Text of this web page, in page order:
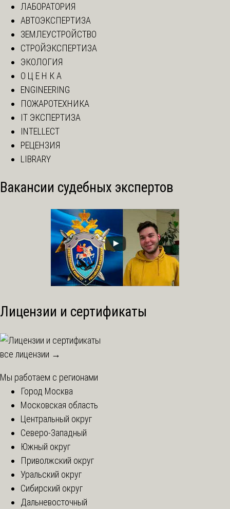
ЛАБОРАТОРИЯ
АВТОЭКСПЕРТИЗА
ЗЕМЛЕУСТРОЙСТВО
СТРОЙЭКСПЕРТИЗА
ЭКОЛОГИЯ
О Ц Е Н К А
ENGINEERING
ПОЖАРОТЕХНИКА
IT ЭКСПЕРТИЗА
INTELLECT
РЕЦЕНЗИЯ
LIBRARY
Вакансии судебных экспертов
Лицензии и сертификаты
все лицензии →
Мы работаем с регионами
Город Москва
Московская область
Центральный округ
Северо-Западный
Южный округ
Приволжский округ
Уральский округ
Сибирский округ
Дальневосточный